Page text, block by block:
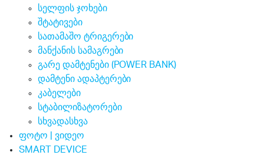
სელფის ჯოხები
შტატივები
სათამაშო ტრიგერები
მანქანის სამაგრები
გარე დამტენები (POWER BANK)
დამტენი ადაპტერები
კაბელები
სტაბილიზატორები
სხვადასხვა
ფოტო | ვიდეო
SMART DEVICE